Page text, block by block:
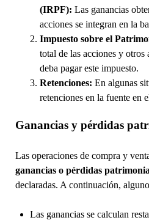
(IRPF): Las ganancias
acciones se integran en la
Impuesto sobre el
total de las acciones y otros
deba pagar este impuesto.
Retenciones: En algunas
retenciones en la fuente en
Ganancias y pérdidas
Las operaciones de compra y
ganancias o pérdidas
declaradas. A continuación,
Las ganancias se calculan